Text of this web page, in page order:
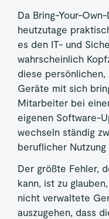
Da Bring-Your-
heutzutage
es den IT- und
wahrscheinlich
diese
Geräte mit sich
Mitarbeiter bei
eigenen Software-
wechseln ständig
beruflicher Nutzung
Der größte Fehler,
kann, ist zu
nicht verwaltete
auszugehen, dass